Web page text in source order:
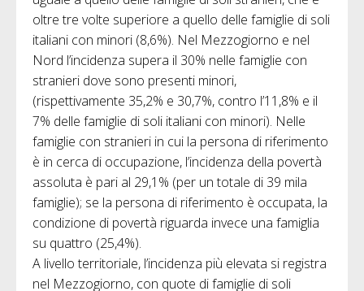
oltre tre volte superiore a quello delle famiglie di soli
italiani con minori (8,6%). Nel Mezzogiorno e nel
Nord l’incidenza supera il 30% nelle famiglie con
stranieri dove sono presenti minori,
(rispettivamente 35,2% e 30,7%, contro l’11,8% e il
7% delle famiglie di soli italiani con minori). Nelle
famiglie con stranieri in cui la persona di riferimento
è in cerca di occupazione, l’incidenza della povertà
assoluta è pari al 29,1% (per un totale di 39 mila
famiglie); se la persona di riferimento è occupata, la
condizione di povertà riguarda invece una famiglia
su quattro (25,4%).
A livello territoriale, l’incidenza più elevata si registra
nel Mezzogiorno, con quote di famiglie di soli